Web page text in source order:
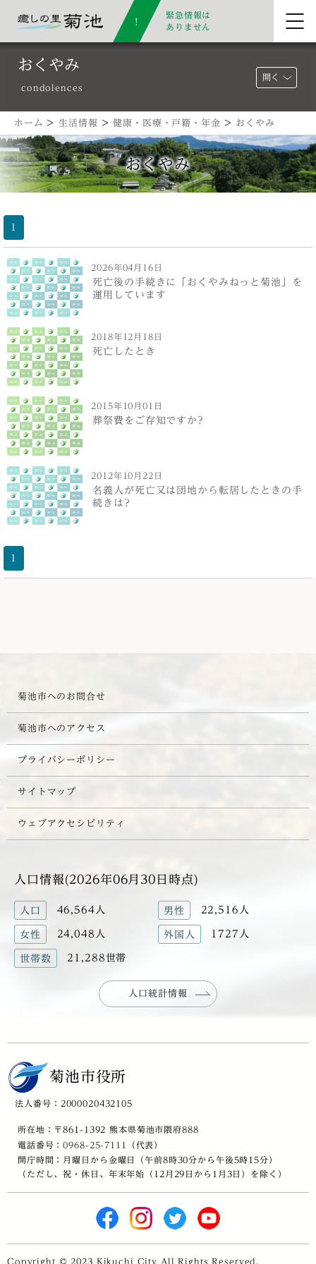
緊急情報は
ありません
おくやみ
condolences
開く
ホーム >生活情報 >健康・医療・戸籍・年金 > おくやみ
おくやみ
1
2026年04月16日
死亡後の手続きに「おくやみねっと菊池」を
運用しています
2018年12月18日
死亡したとき
2015年10月01日
葬祭費をご存知ですか?
2012年10月22日
名義人が死亡又は団地から転居したときの手
続きは?
1
菊池市へのお問合せ
菊池市へのアクセス
プライバシーポリシー
サイトマップ
ウェブアクセシビリティ
人口情報(2026年06月30日時点)
人口 46,564人 男性 22,516人
女性 24,048人 外国人 1727人
世帯数 21,288世帯
人口統計情報
菊池市役所
法人番号：2000020432105
所在地：〒861-1392 熊本県菊池市隈府888
電話番号：0968-25-7111
（代表）
開庁時間：月曜日から金曜日（午前8時30分から午後5時15分）
（ただし、祝・休日、年末年始（12月29日から1月3日）を除く）
Copyright © 2023 Kikuchi City All Rights Reserved.